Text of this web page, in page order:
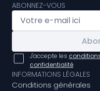
ABONNEZ-VOUS
J'accepte les
confidentialité
INFORMATIONS LÉGALES
Conditions générales